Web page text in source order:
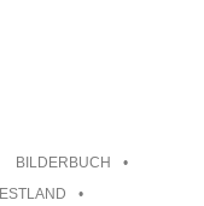
BILDERBUCH
ESTLAND